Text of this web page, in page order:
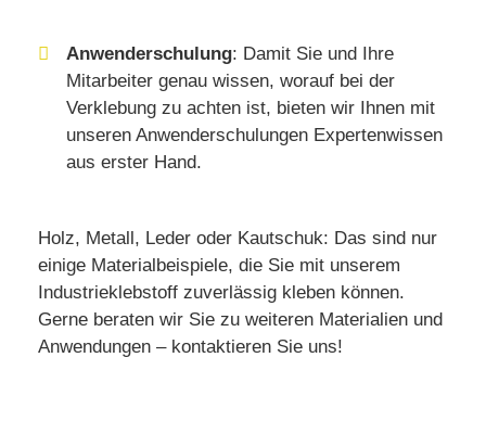
Anwenderschulung: Damit Sie und Ihre
Mitarbeiter genau wissen, worauf bei der
Verklebung zu achten ist, bieten wir Ihnen mit
unseren Anwenderschulungen Expertenwissen
aus erster Hand.
Holz, Metall, Leder oder Kautschuk: Das sind nur
einige Materialbeispiele, die Sie mit unserem
Industrieklebstoff zuverlässig kleben können.
Gerne beraten wir Sie zu weiteren Materialien und
Anwendungen – kontaktieren Sie uns!